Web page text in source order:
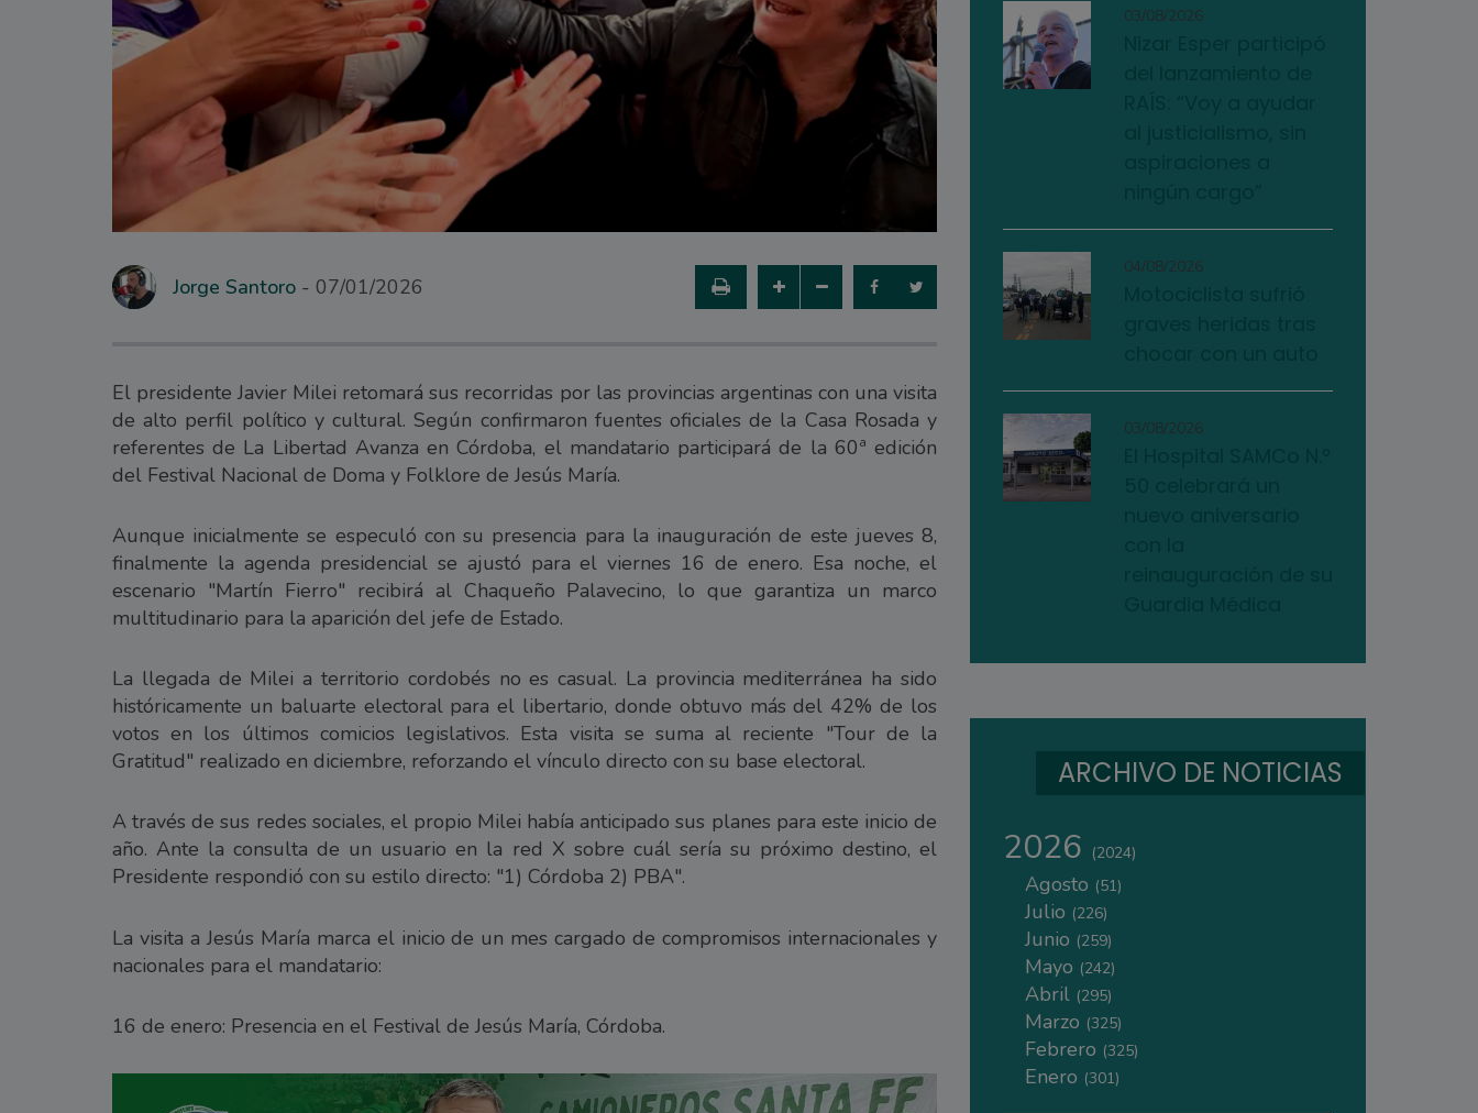
Jorge Santoro 07/01/2026
El presidente Javier Milei retomará sus recorridas por las provincias argentinas con una visita
de alto perfil político y cultural. Según confirmaron fuentes oficiales de la Casa Rosada y
referentes de La Libertad Avanza en Córdoba, el mandatario participará de la 60ª edición
del Festival Nacional de Doma y Folklore de Jesús María.
Aunque inicialmente se especuló con su presencia para la inauguración de este jueves 8,
finalmente la agenda presidencial se ajustó para el viernes 16 de enero. Esa noche, el
escenario "Martín Fierro" recibirá al Chaqueño Palavecino, lo que garantiza un marco
multitudinario para la aparición del jefe de Estado.
La llegada de Milei a territorio cordobés no es casual. La provincia mediterránea ha sido
históricamente un baluarte electoral para el libertario, donde obtuvo más del 42% de los
votos en los últimos comicios legislativos. Esta visita se suma al reciente "Tour de la
Gratitud" realizado en diciembre, reforzando el vínculo directo con su base electoral.
A través de sus redes sociales, el propio Milei había anticipado sus planes para este inicio de
año. Ante la consulta de un usuario en la red X sobre cuál sería su próximo destino, el
Presidente respondió con su estilo directo: "1) Córdoba 2) PBA".
La visita a Jesús María marca el inicio de un mes cargado de compromisos internacionales y
nacionales para el mandatario:
16 de enero: Presencia en el Festival de Jesús María, Córdoba.
03/08/2026
04/08/2026
03/08/2026
ARCHIVO DE NOTICIAS
2026 (2024)
Agosto (51)
Julio (226)
Junio (259)
Mayo (242)
Abril (295)
Marzo (325)
Febrero (325)
Enero (301)